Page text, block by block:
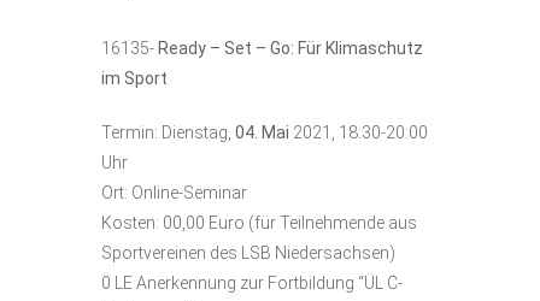
16135- Ready – Set – Go: Für Klimaschutz
im Sport
Termin: Dienstag, 04. Mai 2021, 18:30-20:00
Uhr
Ort: Online-Seminar
Kosten: 00,00 Euro (für Teilnehmende aus
Sportvereinen des LSB Niedersachsen)
0 LE Anerkennung zur Fortbildung “ÜL C-